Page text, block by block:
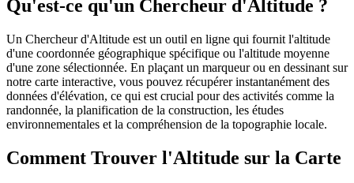
Qu'est-ce qu'un Chercheur d'Altitude ?
Un Chercheur d'Altitude est un outil en ligne qui fournit l'altitude
d'une coordonnée géographique spécifique ou l'altitude moyenne
d'une zone sélectionnée. En plaçant un marqueur ou en dessinant sur
notre carte interactive, vous pouvez récupérer instantanément des
données d'élévation, ce qui est crucial pour des activités comme la
randonnée, la planification de la construction, les études
environnementales et la compréhension de la topographie locale.
Comment Trouver l'Altitude sur la Carte